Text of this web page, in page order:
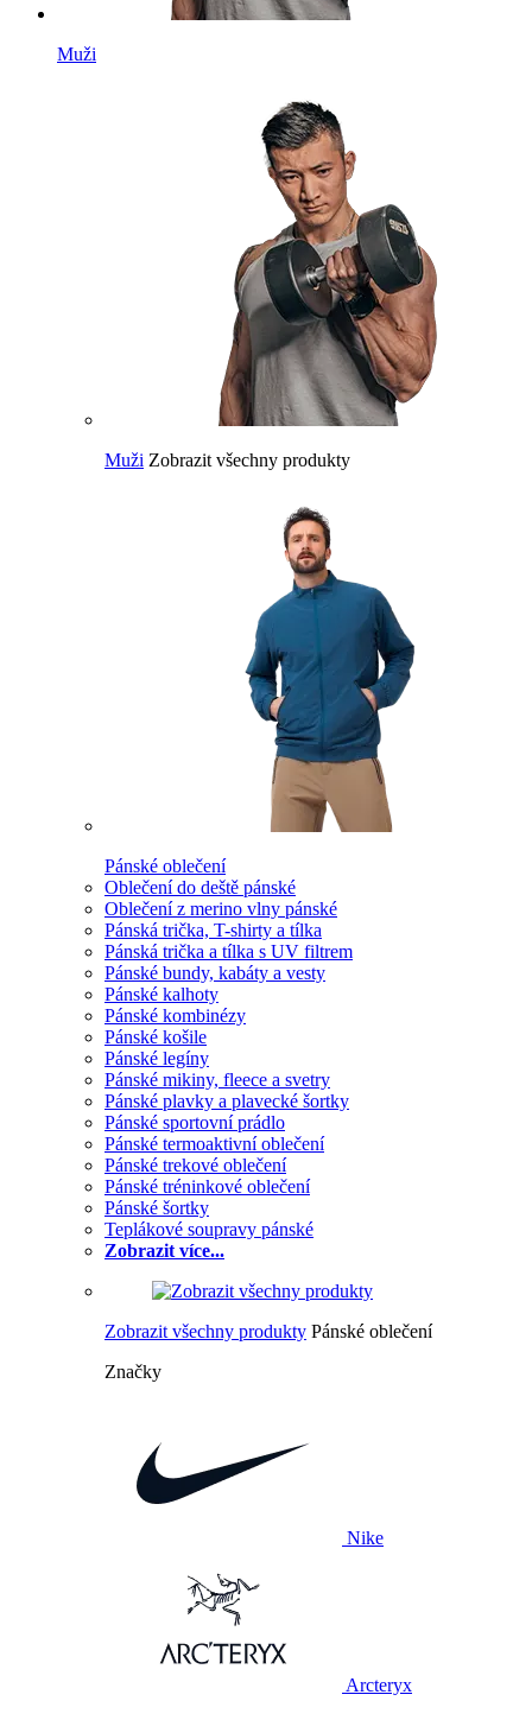
Muži
Muži Zobrazit všechny produkty
Pánské oblečení
Oblečení do deště pánské
Oblečení z merino vlny pánské
Pánská trička, T-shirty a tílka
Pánská trička a tílka s UV filtrem
Pánské bundy, kabáty a vesty
Pánské kalhoty
Pánské kombinézy
Pánské košile
Pánské legíny
Pánské mikiny, fleece a svetry
Pánské plavky a plavecké šortky
Pánské sportovní prádlo
Pánské termoaktivní oblečení
Pánské trekové oblečení
Pánské tréninkové oblečení
Pánské šortky
Teplákové soupravy pánské
Zobrazit více...
Zobrazit všechny produkty Pánské oblečení
Značky
Nike
Arcteryx